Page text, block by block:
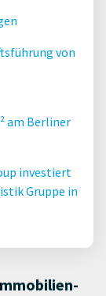
von
am Berliner
investiert
Gruppe in